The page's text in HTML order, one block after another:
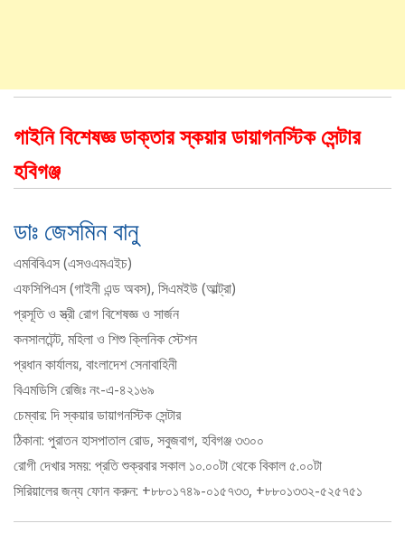
গাইনি বিশেষজ্ঞ ডাক্তার স্কয়ার ডায়াগনস্টিক সেন্টার
হবিগঞ্জ
ডাঃ জেসমিন বানু
এমবিবিএস (এসওএমএইচ)
এফসিপিএস (গাইনী এন্ড অবস), সিএমইউ (আল্ট্রা)
প্রসূতি ও স্ত্রী রোগ বিশেষজ্ঞ ও সার্জন
কনসালটেন্ট, মহিলা ও শিশু ক্লিনিক স্টেশন
প্রধান কার্যালয়, বাংলাদেশ সেনাবাহিনী
বিএমডিসি রেজিঃ নং-এ-৪২১৬৯
চেম্বার: দি স্কয়ার ডায়াগনস্টিক সেন্টার
ঠিকানা: পুরাতন হাসপাতাল রোড, সবুজবাগ, হবিগঞ্জ ৩৩০০
রোগী দেখার সময়: প্রতি শুক্রবার সকাল ১০.০০টা থেকে বিকাল ৫.০০টা
সিরিয়ালের জন্য ফোন করুন: +৮৮০১৭৪৯-০১৫৭৩৩, +৮৮০১৩৩২-৫২৫৭৫১